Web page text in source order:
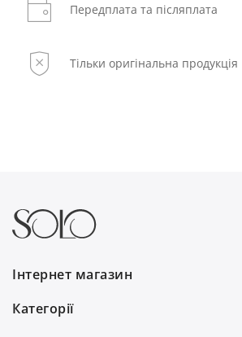
Передплата та післяплата
Тільки оригінальна продукція
Інтернет магазин
Пн–Пт: 10:00–19:00
Категорії